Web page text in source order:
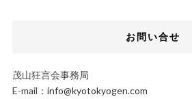
お問い合せ
茂山狂言会事務局
E-mail： info@kyotokyogen.com